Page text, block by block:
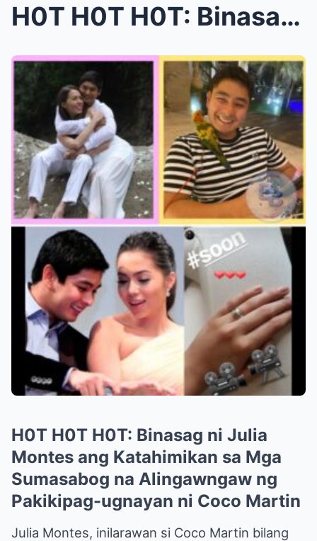
H0T H0T H0T: Binasag ni Julia Montes ang Katahimik...
H0T H0T H0T: Binasag ni Julia
Montes ang Katahimikan sa Mga
Sumasabog na Alingawngaw ng
Pakikipag-ugnayan ni Coco Martin
Julia Montes, inilarawan si Coco Martin bilang